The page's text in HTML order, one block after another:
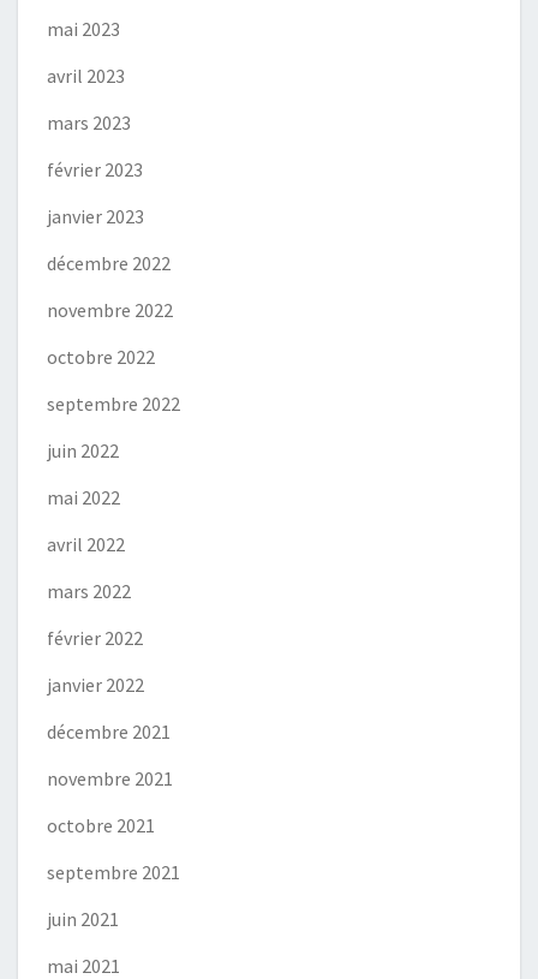
mai 2023
avril 2023
mars 2023
février 2023
janvier 2023
décembre 2022
novembre 2022
octobre 2022
septembre 2022
juin 2022
mai 2022
avril 2022
mars 2022
février 2022
janvier 2022
décembre 2021
novembre 2021
octobre 2021
septembre 2021
juin 2021
mai 2021